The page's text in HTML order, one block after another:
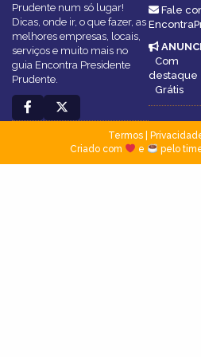
Prudente num só lugar!
Dicas, onde ir, o que fazer, as
melhores empresas, locais,
serviços e muito mais no
guia Encontra Presidente
Prudente.
Fale
Com
destaque
Grátis
Termos|
Criado com
e pelo